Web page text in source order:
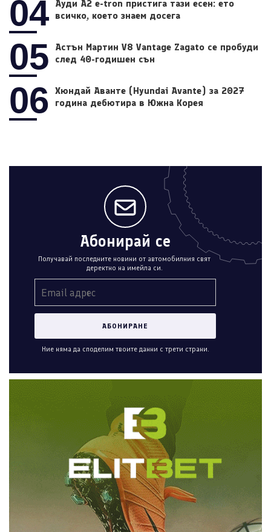
04 Ауди A2 e-tron пристига тази есен: ето
всичко, което знаем досега
05
Астън Мартин V8 Vantage Zagato се пробуди
след 40-годишен сън
06
Хюндай Аванте (Hyundai Avante) за 2027
година дебютира в Южна Корея
Абонирай се
Получавай последните новини от автомобилния свят
деректно на имейла си.
Ние няма да споделим твоите данни с трети страни.